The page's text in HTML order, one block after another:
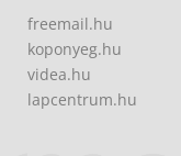
freemail.hu
koponyeg.hu
videa.hu
lapcentrum.hu